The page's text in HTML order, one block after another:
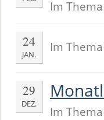
Im
24
JAN.
Im
29
DEZ. Im